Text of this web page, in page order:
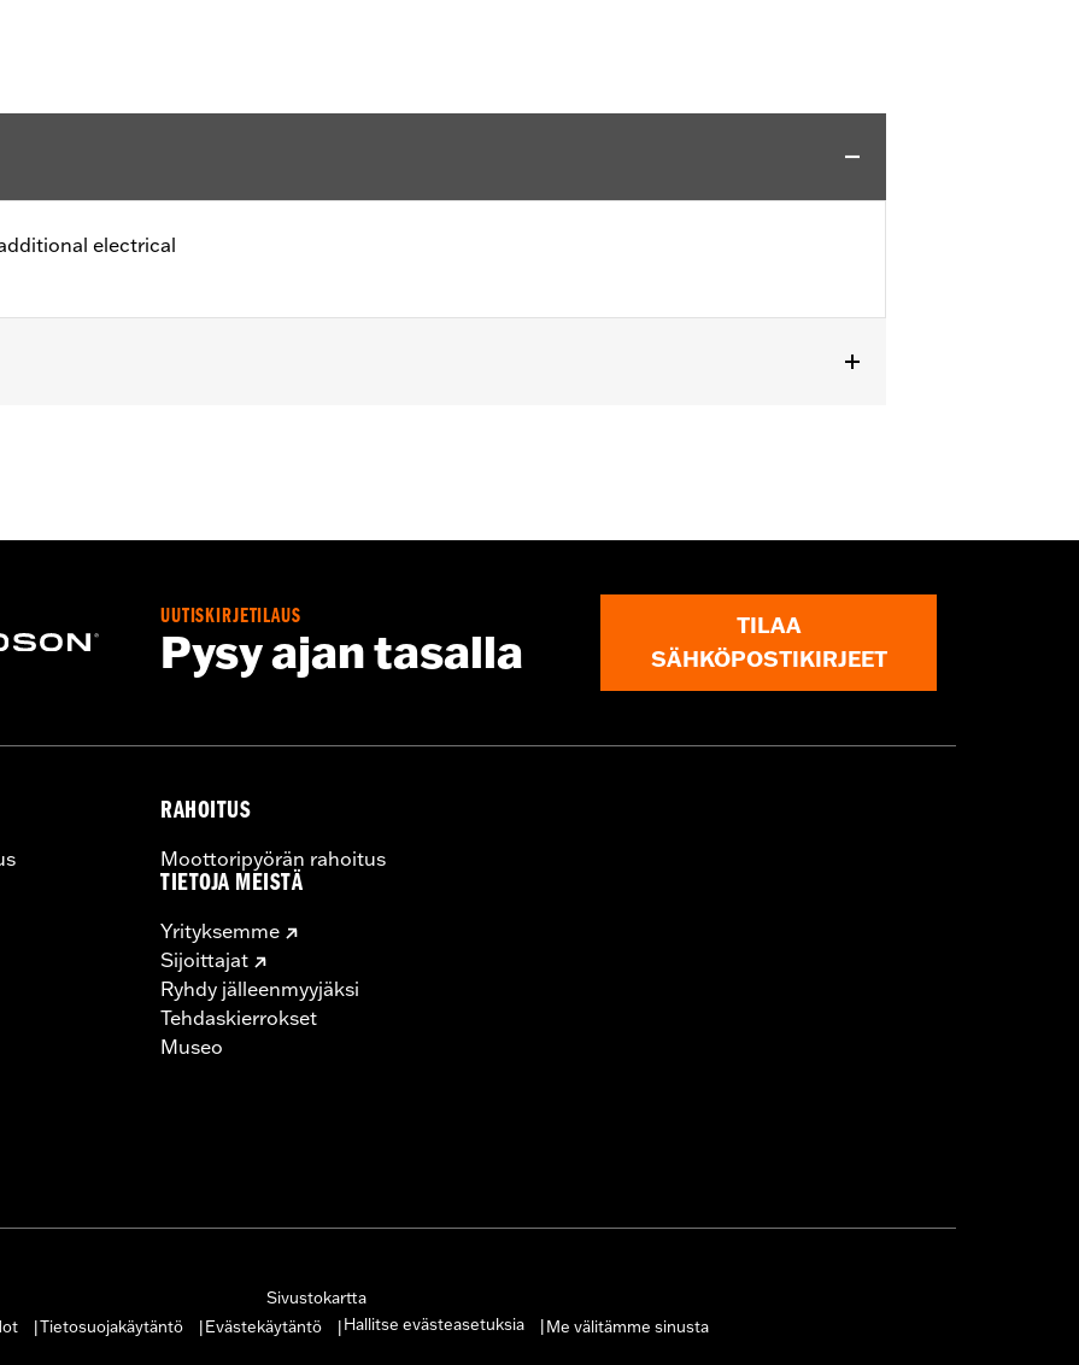
electrical
UUTISKIRJETILAUS
Pysy ajan tasalla
TILAA
SÄHKÖPOSTIKIRJEET
RAHOITUS
Moottoripyörän rahoitus
TIETOJA MEISTÄ
Yrityksemme
Sijoittajat
Ryhdy jälleenmyyjäksi
Tehdaskierrokset
Museo
Sivustokartta
Tietosuojakäytäntö Evästekäytäntö Hallitse evästeasetuksia Me välitämme sinusta